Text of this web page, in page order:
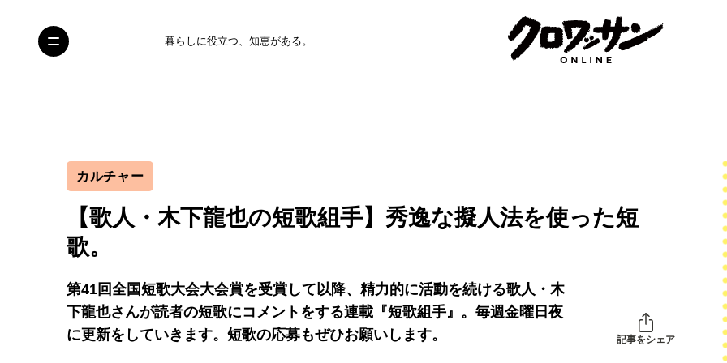
暮らしに役立つ、知恵がある。
カルチャー
【歌人・木下龍也の短歌組手】秀逸な擬人法を使った短
歌。
第41回全国短歌大会大会賞を受賞して以降、精力的に活動を続ける歌人・木
下龍也さんが読者の短歌にコメントをする連載『短歌組手』。毎週金曜日夜
に更新をしていきます。短歌の応募もぜひお願いします。
記事をシェア